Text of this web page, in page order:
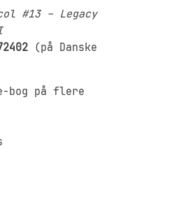
#13 – Legacy
(på Danske
bog på flere